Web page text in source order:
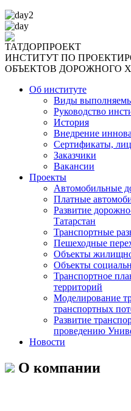
ТАТДОРПРОЕКТ
ИНСТИТУТ ПО
ОБЪЕКТОВ ДОРОЖНОГО
Об институте
Виды
Руководство
История
Внедрение
Сертификаты,
Заказчики
Вакансии
Проекты
Автомобильные
Платные
Развитие
Татарстан
Транспортные
Пешеходные
Объекты
Объекты
Транспортное
территорий
Моделирование
транспортных
Развитие
проведению
Новости
О компании